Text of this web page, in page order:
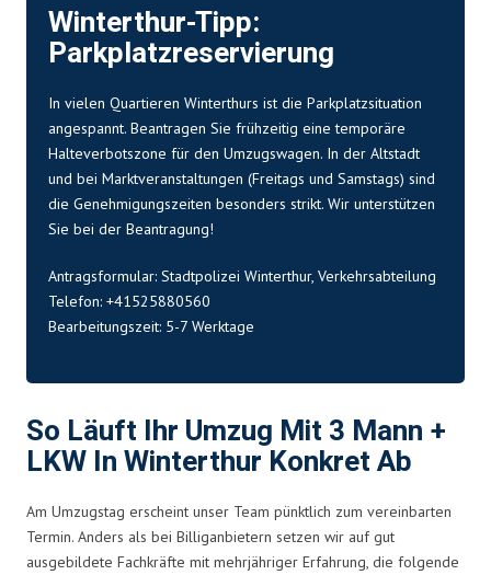
Winterthur-Tipp:
Parkplatzreservierung
In vielen Quartieren Winterthurs ist die Parkplatzsituation
angespannt. Beantragen Sie frühzeitig eine temporäre
Halteverbotszone für den Umzugswagen. In der Altstadt
und bei Marktveranstaltungen (Freitags und Samstags) sind
die Genehmigungszeiten besonders strikt. Wir unterstützen
Sie bei der Beantragung!
Antragsformular: Stadtpolizei Winterthur, Verkehrsabteilung
Telefon: +41525880560
Bearbeitungszeit: 5-7 Werktage
So Läuft Ihr Umzug Mit 3 Mann +
LKW In Winterthur Konkret Ab
Am Umzugstag erscheint unser Team pünktlich zum vereinbarten
Termin. Anders als bei Billiganbietern setzen wir auf gut
ausgebildete Fachkräfte mit mehrjähriger Erfahrung, die folgende